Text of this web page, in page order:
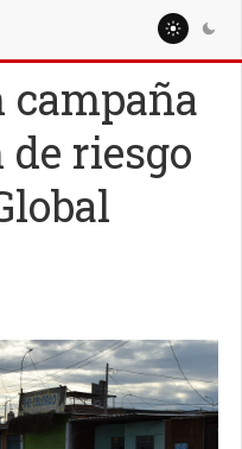
campaña
riesgo